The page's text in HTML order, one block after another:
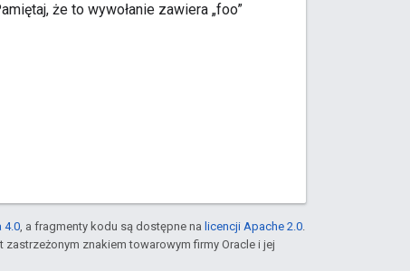
że to wywołanie zawiera „foo”
4.0, a fragmenty kodu są dostępne na licencji Apache 2.0.
zastrzeżonym znakiem towarowym firmy Oracle i jej